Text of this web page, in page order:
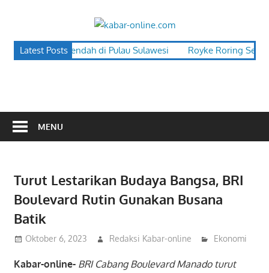
content
kabar-
terpercaya
dalam
Latest Posts
Turun, Terendah di Pulau Sulawesi Royke Roring Serap
MENU
Turut Lestarikan Budaya Bangsa, BRI
Boulevard Rutin Gunakan Busana
Batik
Oktober 6, 2023 Redaksi Kabar-online Ekonomi
Kabar-online- BRI Cabang Boulevard Manado turut